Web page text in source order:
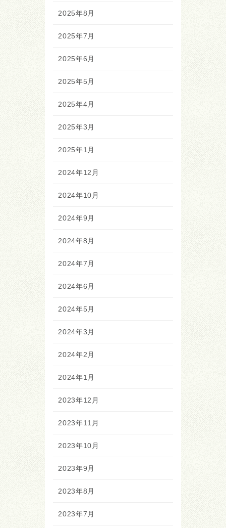
2025年8月
2025年7月
2025年6月
2025年5月
2025年4月
2025年3月
2025年1月
2024年12月
2024年10月
2024年9月
2024年8月
2024年7月
2024年6月
2024年5月
2024年3月
2024年2月
2024年1月
2023年12月
2023年11月
2023年10月
2023年9月
2023年8月
2023年7月